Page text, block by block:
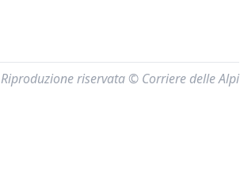
Riproduzione riservata © Corriere delle Alpi